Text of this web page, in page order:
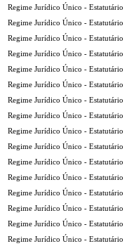
Regime Jurídico Único - Estatutário
Regime Jurídico Único - Estatutário
Regime Jurídico Único - Estatutário
Regime Jurídico Único - Estatutário
Regime Jurídico Único - Estatutário
Regime Jurídico Único - Estatutário
Regime Jurídico Único - Estatutário
Regime Jurídico Único - Estatutário
Regime Jurídico Único - Estatutário
Regime Jurídico Único - Estatutário
Regime Jurídico Único - Estatutário
Regime Jurídico Único - Estatutário
Regime Jurídico Único - Estatutário
Regime Jurídico Único - Estatutário
Regime Jurídico Único - Estatutário
Regime Jurídico Único - Estatutário